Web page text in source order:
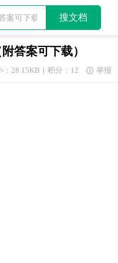
搜文档
答案可下载）
：28.15KB 积分：12  举报